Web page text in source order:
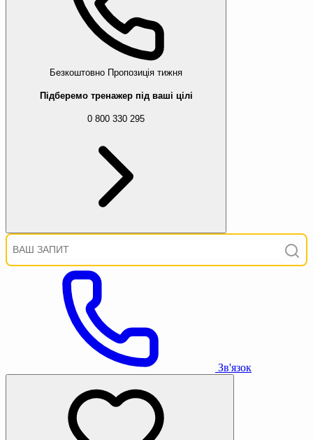
Безкоштовно Пропозиція тижня
Підберемо тренажер під ваші цілі
0 800 330 295
Зв'язок